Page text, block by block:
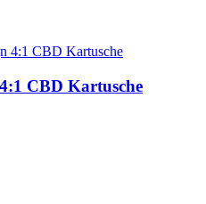
CBD Kartusche